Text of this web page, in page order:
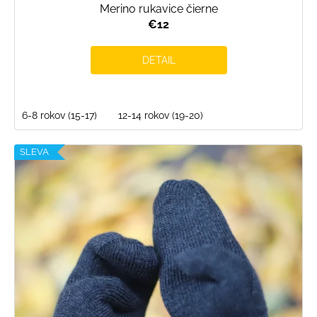
Merino rukavice čierne
€12
DETAIL
6-8 rokov (15-17) 12-14 rokov (19-20)
SLEVA